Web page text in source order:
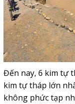
Đến nay, 6 kim tự
kim tự tháp lớn
không phức tạp